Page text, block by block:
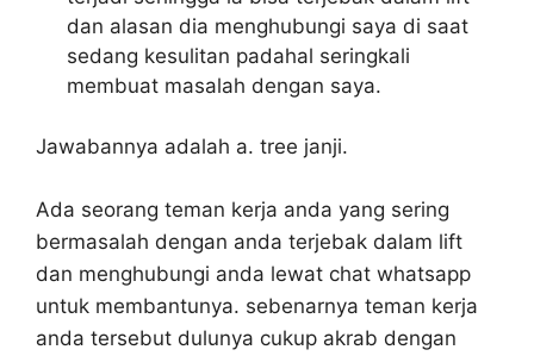
dan alasan dia menghubungi saya di saat
sedang kesulitan padahal seringkali
membuat masalah dengan saya.
Jawabannya adalah a. tree janji.
Ada seorang teman kerja anda yang sering
bermasalah dengan anda terjebak dalam lift
dan menghubungi anda lewat chat whatsapp
untuk membantunya. sebenarnya teman kerja
anda tersebut dulunya cukup akrab dengan